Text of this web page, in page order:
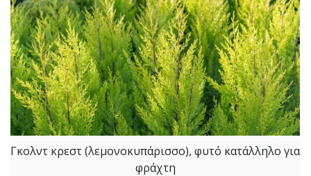
Γκολντ κρεστ (λεμονοκυπάρισσο), φυτό κατάλληλο για
φράχτη